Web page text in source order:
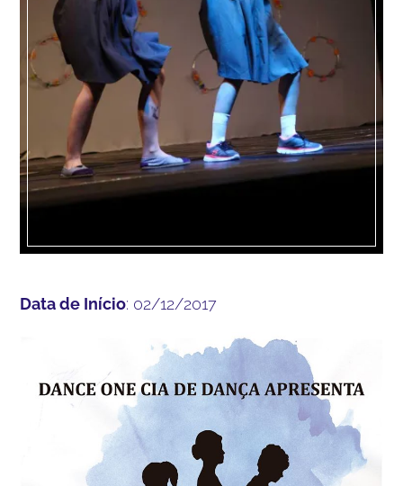
Data de Início: 02/12/2017